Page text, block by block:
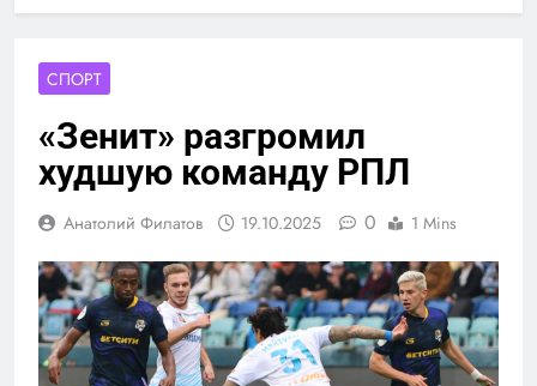
СПОРТ
«Зенит» разгромил
худшую команду РПЛ
Анатолий Филатов 19.10.2025 0 1 Mins